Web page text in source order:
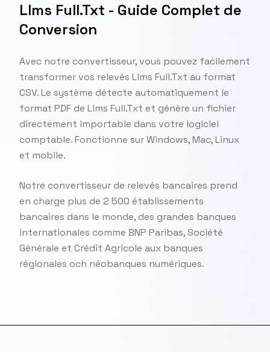
Llms Full.Txt - Guide Complet de
Conversion
Avec notre convertisseur, vous pouvez facilement
transformer vos relevés Llms Full.Txt au format
CSV. Le système détecte automatiquement le
format PDF de Llms Full.Txt et génère un fichier
directement importable dans votre logiciel
comptable. Fonctionne sur Windows, Mac, Linux
et mobile.
Notre convertisseur de relevés bancaires prend
en charge plus de 2 500 établissements
bancaires dans le monde, des grandes banques
internationales comme BNP Paribas, Société
Générale et Crédit Agricole aux banques
régionales och néobanques numériques.